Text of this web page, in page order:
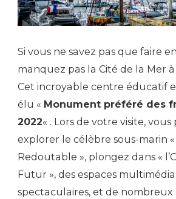
Si vous ne savez pas que faire
manquez pas la Cité de la Mer
Cet incroyable centre éducatif
élu « Monument préféré des
2022« . Lors de votre visite,
explorer le célèbre sous-marin «
Redoutable », plongez dans «
Futur », des espaces
spectaculaires, et de nombreux